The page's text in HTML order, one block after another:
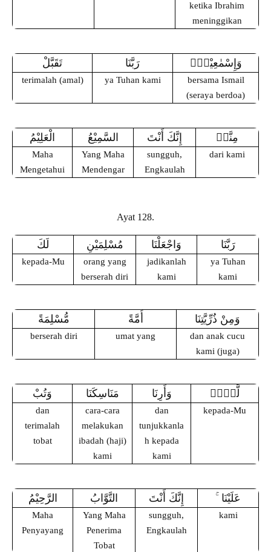
ketika Ibrahim
meninggikan
تَقَبَّلْ رَبَّنَا وَإِسْمٰعِيْلُۗ
terimalah (amal) ya Tuhan kami
bersama Ismail
(seraya berdoa)
الْعَلِيْمُ السَّمِيْعُ إِنَّكَ أَنْتَ مِنَّاۗ
Maha
Mengetahui
Yang Maha
Mendengar
sungguh,
Engkaulah
dari kami
Ayat 128.
لَكَ مُسْلِمَيْنِ وَاجْعَلْنَا رَبَّنَا
kepada-Mu
orang yang
berserah diri
jadikanlah
kami
ya Tuhan
kami
مُّسْلِمَةً أُمَّةً وَمِنْ ذُرِّيَّتِنَا
berserah diri umat yang
dan anak cucu
kami (juga)
وَتُبْ مَنَاسِكَنَا وَأَرِنَا لَّكَّۖ
dan
terimalah
tobat
cara-cara
melakukan
ibadah (haji)
kami
dan
tunjukkanla
h kepada
kami
kepada-Mu
الرَّحِيْمُ التَّوَّابُ إِنَّكَ أَنْتَ عَلَيْنَا
Maha
Penyayang
Yang Maha
Penerima
Tobat
sungguh,
Engkaulah
kami